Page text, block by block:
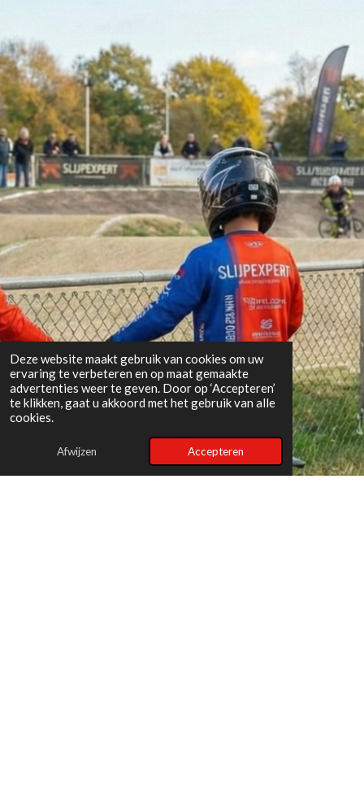
Deze website maakt gebruik van cookies om uw
ervaring te verbeteren en op maat gemaakte
advertenties weer te geven. Door op ‘Accepteren’
te klikken, gaat u akkoord met het gebruik van alle
cookies.
Afwijzen Accepteren